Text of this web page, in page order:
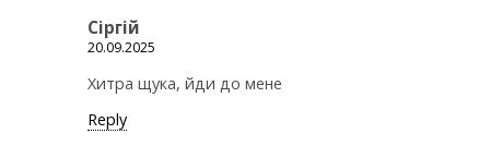
Сіргій
20.09.2025
Хитра щука, йди до мене
Reply